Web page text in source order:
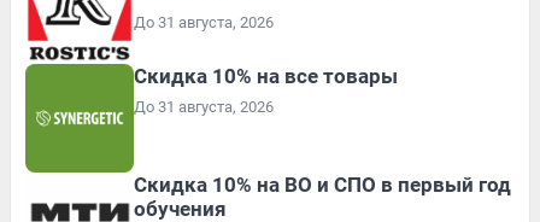
До 31 августа, 2026
Скидка 10% на все товары
До 31 августа, 2026
Скидка 10% на ВО и СПО в первый год
обучения